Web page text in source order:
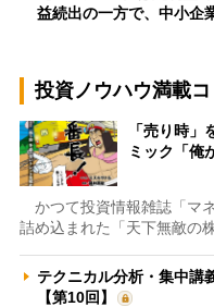
益続出の一方で、中小企
投資ノウハウ満載コ
「売り時
ミック「俺
かつて投資情報雑誌「マ
詰め込まれた「天下無敵の
テクニカル分析・集中講
【第10回】